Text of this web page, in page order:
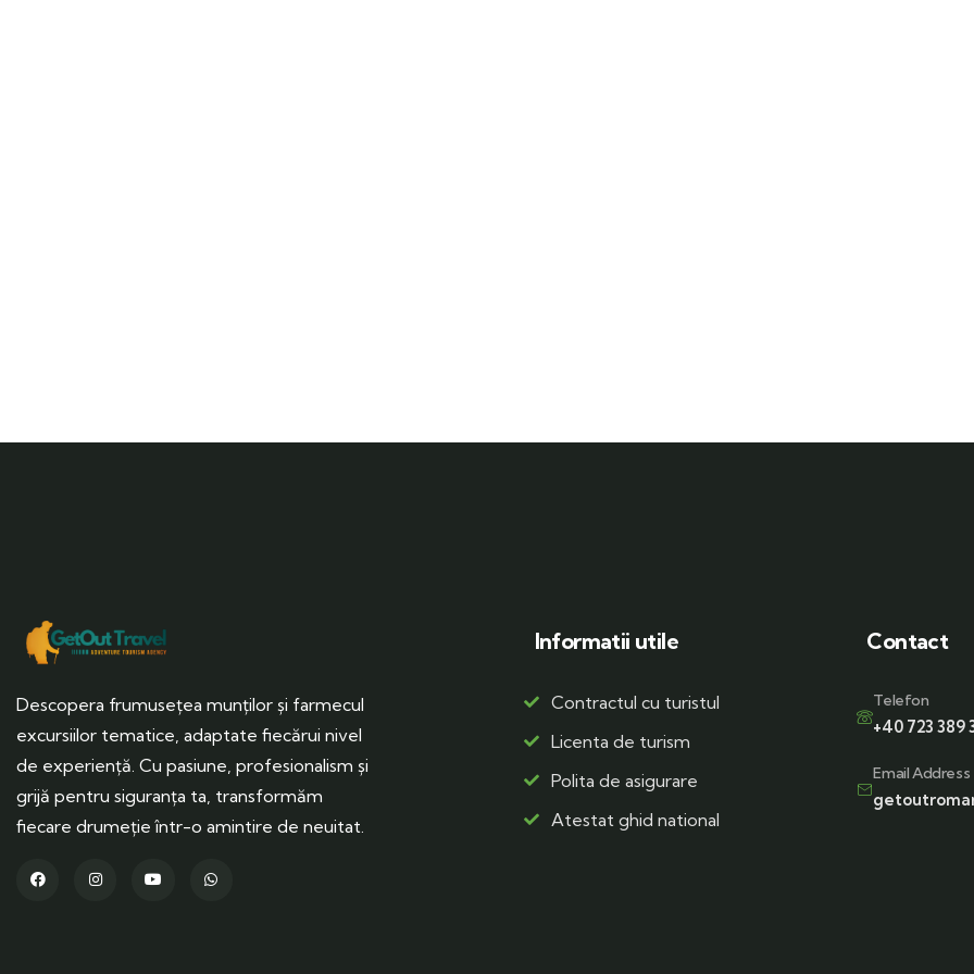
Descopera frumusețea munților și farmecul
excursiilor tematice, adaptate fiecărui nivel
de experiență. Cu pasiune, profesionalism și
grijă pentru siguranța ta, transformăm
fiecare drumeție într-o amintire de neuitat.
Informatii utile
Contractul cu turistul
Licenta de turism
Polita de asigurare
Atestat ghid national
Contact
Telefon
+40 723 389
Email Address